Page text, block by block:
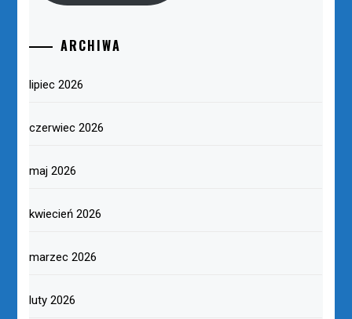
ARCHIWA
lipiec 2026
czerwiec 2026
maj 2026
kwiecień 2026
marzec 2026
luty 2026